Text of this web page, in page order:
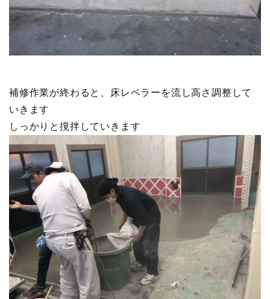
補修作業が終わると、床レベラーを流し高さ調整して
いきます
しっかりと撹拌していきます